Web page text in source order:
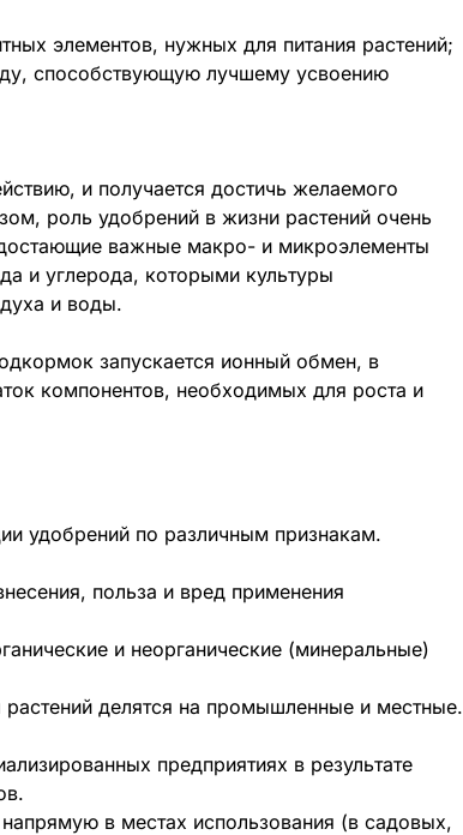
элементов, нужных для питания растений;
способствующую лучшему усвоению
и получается достичь желаемого
роль удобрений в жизни растений очень
важные макро- и микроэлементы
и углерода, которыми культуры
и воды.
запускается ионный обмен, в
компонентов, необходимых для роста и
удобрений по различным признакам.
и неорганические (минеральные)
делятся на промышленные и местные.
предприятиях в результате
в местах использования (в садовых,